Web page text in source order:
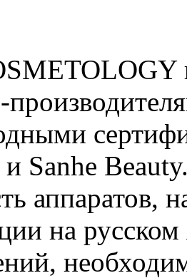
Sanhe
аппаратов,
на